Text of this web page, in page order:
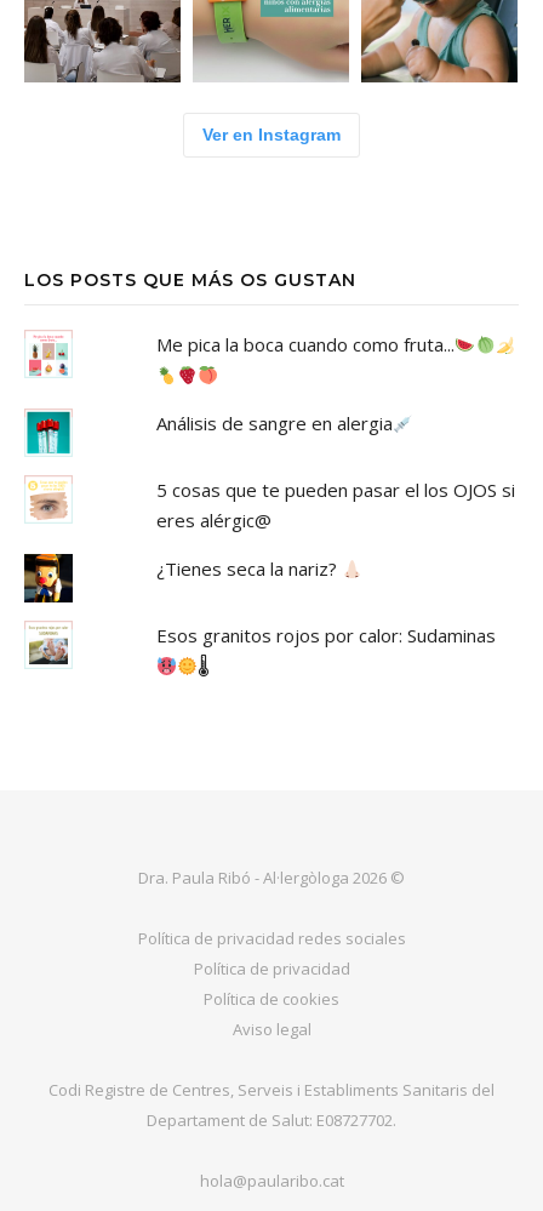
Ver en Instagram
LOS POSTS QUE MÁS OS GUSTAN
Me pica la boca cuando como fruta...
Análisis de sangre en alergia
5 cosas que te pueden pasar el los OJOS si
eres alérgic@
¿Tienes seca la nariz?
Esos granitos rojos por calor: Sudaminas
🌡
Dra. Paula Ribó - Al·lergòloga 2026 ©
Política de privacidad redes sociales
Política de privacidad
Política de cookies
Aviso legal
Codi Registre de Centres, Serveis i Establiments Sanitaris del
Departament de Salut: E08727702.
hola@paularibo.cat